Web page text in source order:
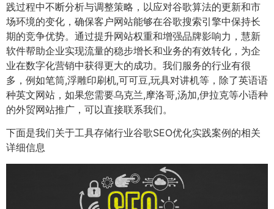
践过程中不断分析与调整策略，以应对谷歌算法的更新和市
场环境的变化，确保客户网站能够在谷歌搜索引擎中保持长
期的竞争优势。通过提升网站权重和增强品牌影响力，慧新
软件帮助企业实现流量的稳步增长和业务的有效转化，为企
业在数字化营销中获得更大的成功。我们服务的行业有很
多，例如笔筒,浮雕印刷机,可可豆,玩具对讲机等，除了英语语
种英文网站，如果您需要乌克兰,摩洛哥,汤加,伊拉克等小语种
的外贸网站推广，可以直接联系我们。
下面是我们关于工具存储行业谷歌SEO优化实践案例的相关
详细信息